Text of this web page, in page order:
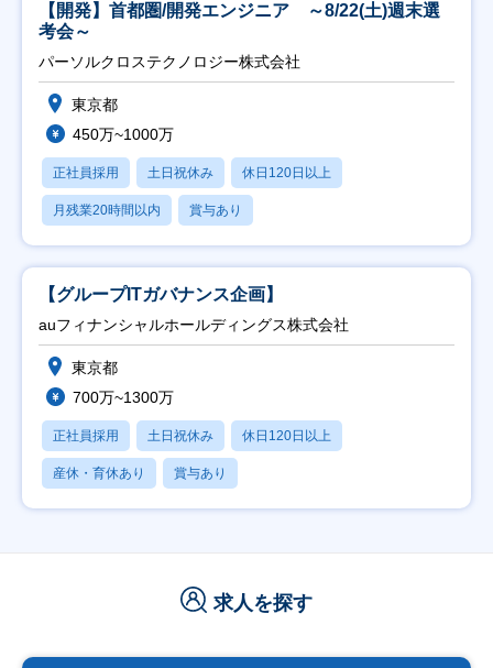
【開発】首都圏/開発エンジニア ～8/22(土)週末選
考会～
パーソルクロステクノロジー株式会社
東京都
450万~1000万
正社員採用 土日祝休み 休日120日以上
月残業20時間以内 賞与あり
【グループITガバナンス企画】
auフィナンシャルホールディングス株式会社
東京都
700万~1300万
正社員採用 土日祝休み 休日120日以上
産休・育休あり 賞与あり
求人を探す